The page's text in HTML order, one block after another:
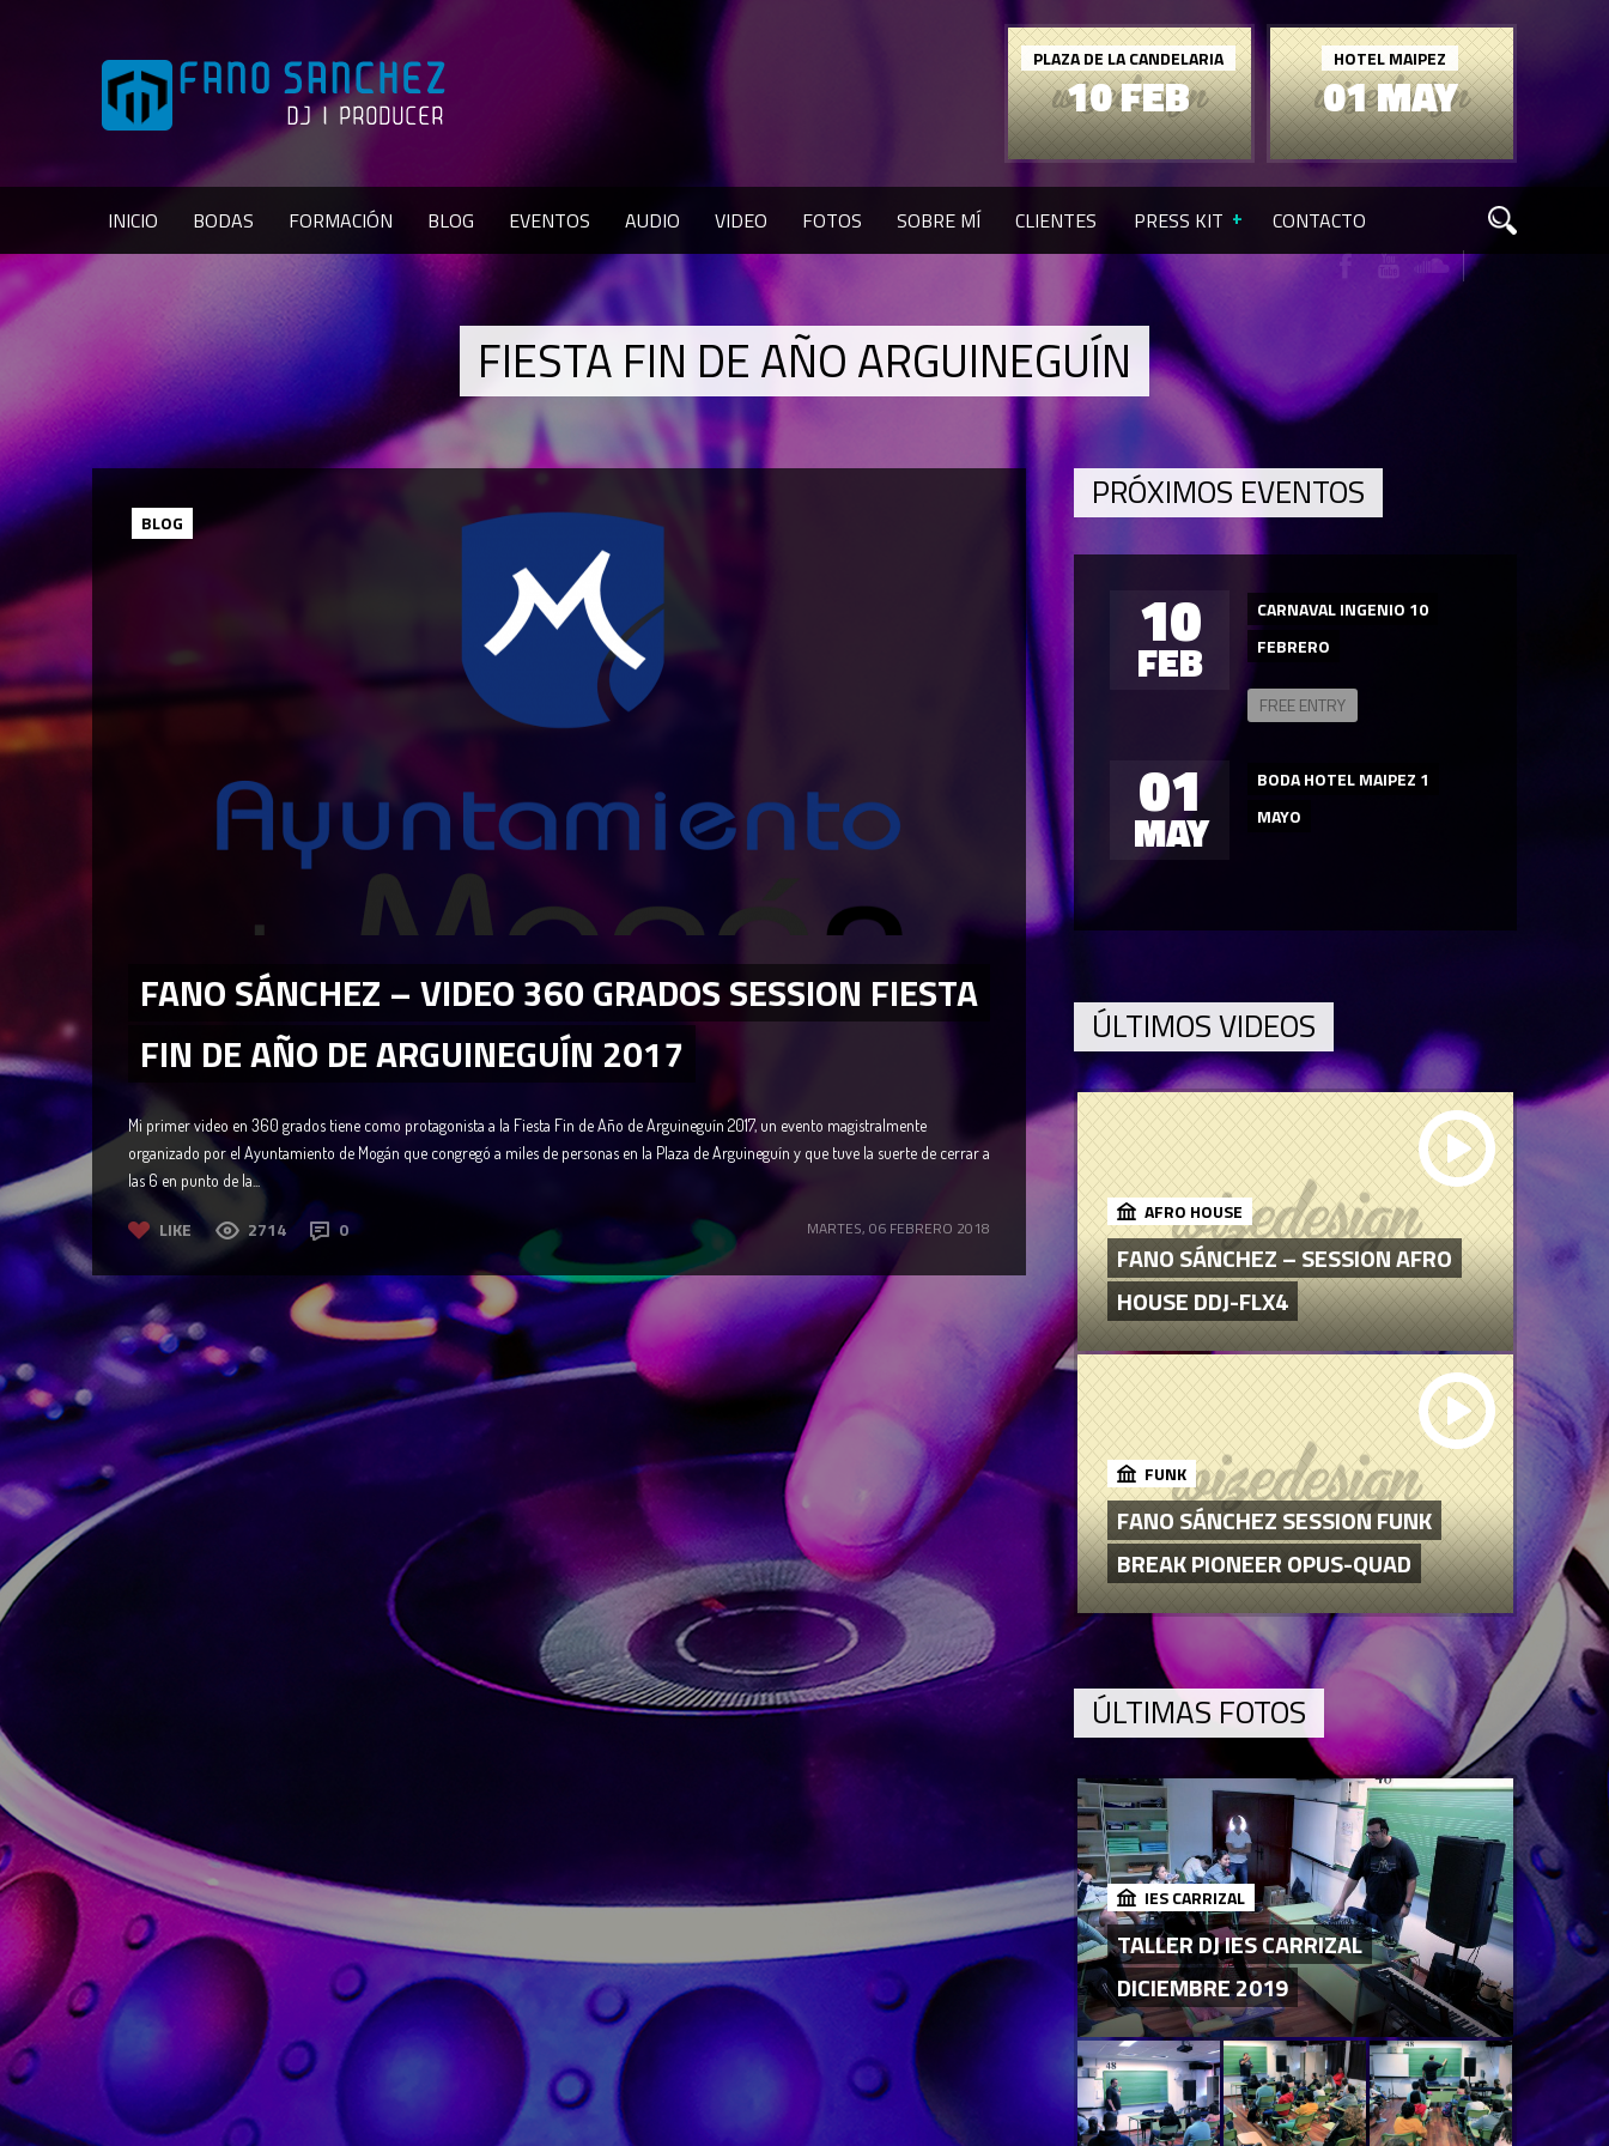
01 MAY
HOTEL MAIPEZ
10 FEB
PLAZA DE LA CANDELARIA
INICIO BODAS FORMACIÓN BLOG EVENTOS AUDIO VIDEO FOTOS SOBRE MÍ CLIENTES PRESS KIT CONTACTO
FIESTA FIN DE AÑO ARGUINEGUÍN
BLOG
FANO SÁNCHEZ – VIDEO 360 GRADOS SESSION FIESTA
FIN DE AÑO DE ARGUINEGUÍN 2017
Mi primer video en 360 grados tiene como protagonista a la Fiesta Fin de Año de Arguineguín 2017, un evento magistralmente
organizado por el Ayuntamiento de Mogán que congregó a miles de personas en la Plaza de Arguineguín y que tuve la suerte de cerrar a
las 6 en punto de la...
LIKE 2714 0 MARTES, 06 FEBRERO 2018
PRÓXIMOS EVENTOS
10
FEB
CARNAVAL INGENIO 10
FEBRERO
FREE ENTRY
01
MAY
BODA HOTEL MAIPEZ 1
MAYO
ÚLTIMOS VIDEOS
AFRO HOUSE
FANO SÁNCHEZ – SESSION AFRO
HOUSE DDJ-FLX4
FUNK
FANO SÁNCHEZ SESSION FUNK
BREAK PIONEER OPUS-QUAD
ÚLTIMAS FOTOS
IES CARRIZAL
TALLER DJ IES CARRIZAL
DICIEMBRE 2019